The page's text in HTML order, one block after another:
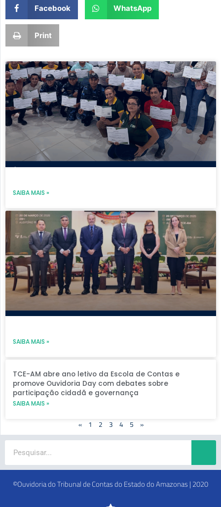
Facebook WhatsApp
Print
SAIBA MAIS »
SAIBA MAIS »
TCE-AM abre ano letivo da Escola de Contas e
promove Ouvidoria Day com debates sobre
participação cidadã e governança
SAIBA MAIS »
«
Page
1
Page
2
Page
3
Page
4
Page
5 »
©Ouvidoria do Tribunal de Contas do Estado do Amazonas | 2020